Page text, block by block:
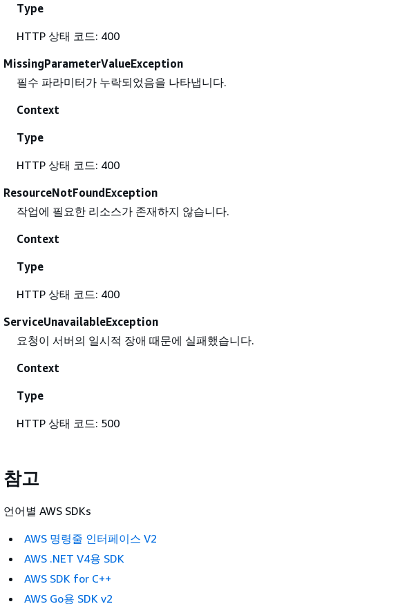
Type
HTTP 상태 코드: 400
MissingParameterValueException
필수 파라미터가 누락되었음을 나타냅니다.
Context
Type
HTTP 상태 코드: 400
ResourceNotFoundException
작업에 필요한 리소스가 존재하지 않습니다.
Context
Type
HTTP 상태 코드: 400
ServiceUnavailableException
요청이 서버의 일시적 장애 때문에 실패했습니다.
Context
Type
HTTP 상태 코드: 500
참고
언어별 AWS SDKs
AWS 명령줄 인터페이스 V2
AWS .NET V4용 SDK
AWS SDK for C++
AWS Go용 SDK v2